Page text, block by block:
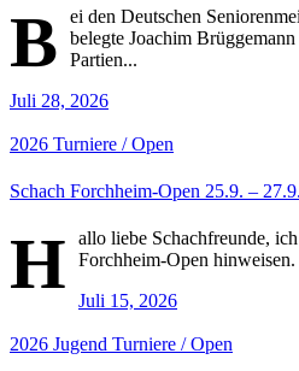
B
ei den Deutschen
belegte Joachim
Partien...
Juli 28, 2026
2026 Turniere / Open
Schach Forchheim-Open 25.9. –
H
allo liebe Schachfreunde,
Forchheim-Open
Juli 15, 2026
2026 Jugend Turniere / Open